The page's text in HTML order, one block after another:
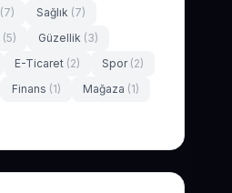
(7) Sağlık (7)
(5) Güzellik (3)
E-Ticaret (2) Spor (2)
Finans (1) Mağaza (1)